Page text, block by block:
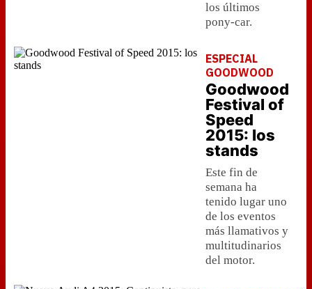
los últimos
pony-car.
ESPECIAL
GOODWOOD
Goodwood
Festival of
Speed
2015: los
stands
Este fin de
semana ha
tenido lugar uno
de los eventos
más llamativos y
multitudinarios
del motor.